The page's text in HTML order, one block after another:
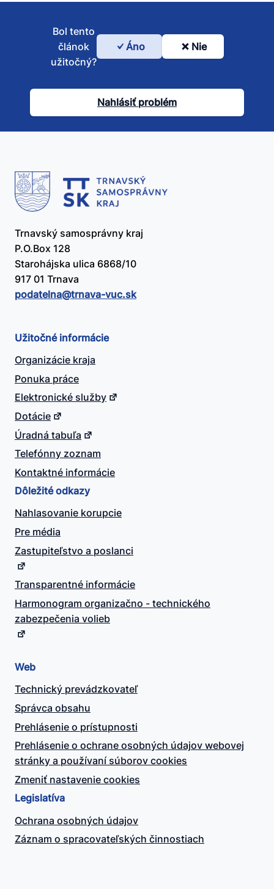
Bol
článok
užitočný?
Bol tento
článok
užitočný?
Áno Nie
Nahlásiť problém
Trnavský samosprávny kraj
P.O.Box 128
Starohájska ulica 6868/10
917 01 Trnava
podatelna@​trnava-vuc.sk
Užitočné informácie
Organizácie kraja
Ponuka práce
Elektronické služby
Dotácie
Úradná tabuľa
Telefónny zoznam
Kontaktné informácie
Dôležité odkazy
Nahlasovanie korupcie
Pre média
Zastupiteľstvo a poslanci
Transparentné informácie
Harmonogram organizačno - technického
zabezpečenia volieb
Web
Technický prevádzkovateľ
Správca obsahu
Prehlásenie o prístupnosti
Prehlásenie o ochrane osobných údajov webovej
stránky a používaní súborov cookies
Zmeniť nastavenie cookies
Legislatíva
Ochrana osobných údajov
Záznam o spracovateľských činnostiach